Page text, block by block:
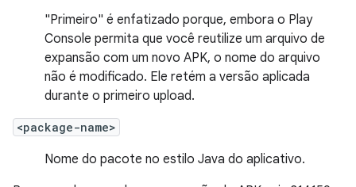
"Primeiro" é enfatizado porque, embora o Play
Console permita que você reutilize um arquivo de
expansão com um novo APK, o nome do arquivo
não é modificado. Ele retém a versão aplicada
durante o primeiro upload.
<package-name>
Nome do pacote no estilo Java do aplicativo.